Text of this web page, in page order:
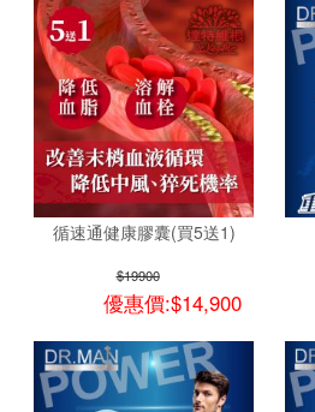
循速通健康膠囊(買5送1)
$19900
優惠價:$14,900